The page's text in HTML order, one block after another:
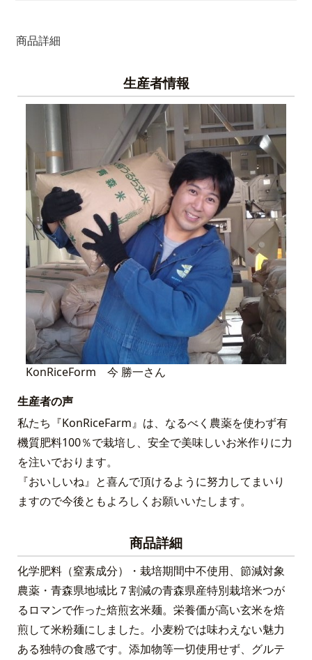
商品詳細
生産者情報
KonRiceForm 今 勝一さん
生産者の声
私たち『KonRiceFarm』は、なるべく農薬を使わず有
機質肥料100％で栽培し、安全で美味しいお米作りに力
を注いでおります。
『おいしいね』と喜んで頂けるように努力してまいり
ますので今後ともよろしくお願いいたします。
商品詳細
化学肥料（窒素成分）・栽培期間中不使用、節減対象
農薬・青森県地域比７割減の青森県産特別栽培米つが
るロマンで作った焙煎玄米麺。栄養価が高い玄米を焙
煎して米粉麺にしました。小麦粉では味わえない魅力
ある独特の食感です。添加物等一切使用せず、グルテ